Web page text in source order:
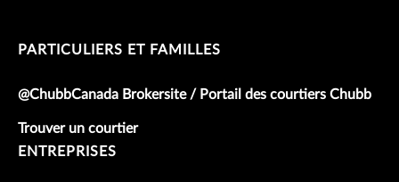
PARTICULIERS ET FAMILLES
@ChubbCanada Brokersite / Portail des courtiers Chubb
Trouver un courtier
ENTREPRISES